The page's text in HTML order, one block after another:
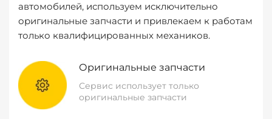
автомобилей, используем исключительно
оригинальные запчасти и привлекаем к работам
только квалифицированных механиков.
Оригинальные запчасти
Сервис использует только
оригинальные запчасти